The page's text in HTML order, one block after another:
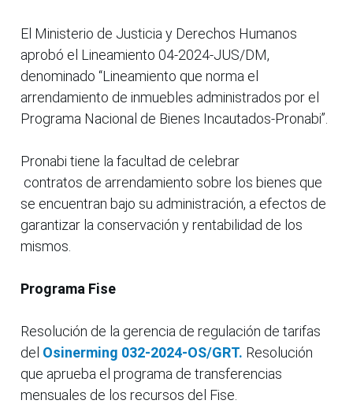
El Ministerio de Justicia y Derechos Humanos
aprobó el Lineamiento 04-2024-JUS/DM,
denominado “Lineamiento que norma el
arrendamiento de inmuebles administrados por el
Programa Nacional de Bienes Incautados-Pronabi”.
Pronabi tiene la facultad de celebrar
contratos de arrendamiento sobre los bienes que
se encuentran bajo su administración, a efectos de
garantizar la conservación y rentabilidad de los
mismos.
Programa Fise
Resolución de la gerencia de regulación de tarifas
del Osinerming 032-2024-OS/GRT. Resolución
que aprueba el programa de transferencias
mensuales de los recursos del Fise.